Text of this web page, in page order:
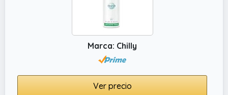
Marca: Chilly
Ver precio